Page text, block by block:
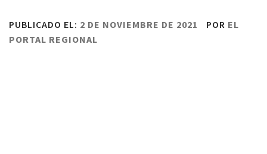
PUBLICADO EL: 2 DE NOVIEMBRE DE 2021 POR EL
PORTAL REGIONAL